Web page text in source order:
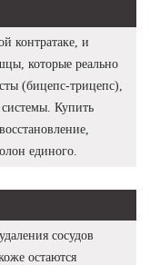
контратаке, и
которые реально
(бицепс-трицепс),
Купить
единого.
сосудов
остаются